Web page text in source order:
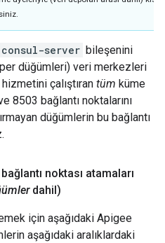
consul-server bileşenini
düğümleri) veri merkezleri
hizmetini çalıştıran tüm küme
8503 bağlantı noktalarını
düğümlerin bu bağlantı
noktası atamaları
dahil)
için aşağıdaki Apigee
aşağıdaki aralıklardaki